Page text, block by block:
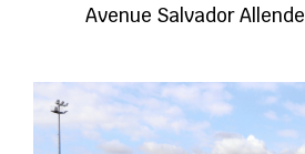
Avenue Salvador Allende